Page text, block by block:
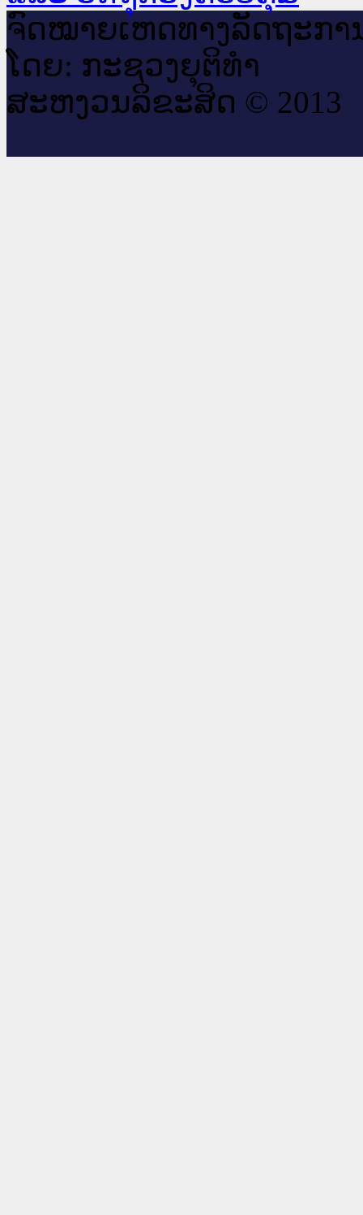
ຈົດ​ໝາຍ​ເຫດ​ທາງ​ລັດ​ຖະ​ກາ
ໂດຍ: ກະ​ຊວງຍຸ​ຕິ​ທຳ
ສະ​ຫງວນ​ລິ​ຂະ​ສິດ © 2013